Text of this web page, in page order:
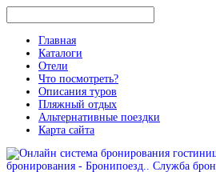
Главная
Каталоги
Отели
Что посмотреть?
Описания туров
Пляжный отдых
Альтернативные поездки
Карта сайта